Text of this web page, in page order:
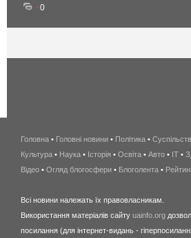
0
Головна • Головні новини • Політика •
Культура • Наука • Історія • Освіта • Авто • IT •
Відео • Огляд блогосфери • Блоголента •
Всі новини належать їх правовласникам.
Використання матеріалів сайту uainfo.org
посилання (для інтернет-видань -